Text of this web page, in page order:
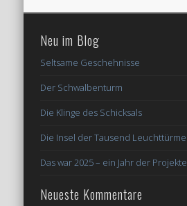
Neu im Blog
Seltsame Geschehnisse
Der Schwalbenturm
Die Klinge des Schicksals
Die Insel der Tausend Leuchttürme
Das war 2025 – ein Jahr der Projekte
Neueste Kommentare